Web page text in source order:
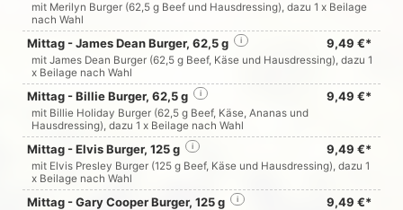
mit Merilyn Burger (62,5 g Beef und Hausdressing), dazu 1 x Beilage
nach Wahl
Mittag - James Dean Burger, 62,5 g 9,49 €*
i
mit James Dean Burger (62,5 g Beef, Käse und Hausdressing), dazu 1
x Beilage nach Wahl
Mittag - Billie Burger, 62,5 g 9,49 €*
i
mit Billie Holiday Burger (62,5 g Beef, Käse, Ananas und
Hausdressing), dazu 1 x Beilage nach Wahl
Mittag - Elvis Burger, 125 g 9,49 €*
i
mit Elvis Presley Burger (125 g Beef, Käse und Hausdressing), dazu 1
x Beilage nach Wahl
Mittag - Gary Cooper Burger, 125 g 9,49 €*
i